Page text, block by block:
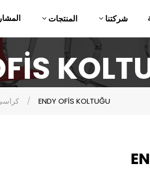
شركتنا المنتجات
ENDY OFİS KOLTUĞU